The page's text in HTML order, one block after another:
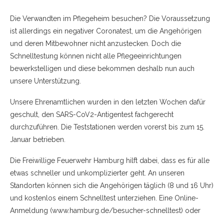
Die Verwandten im Pflegeheim besuchen? Die Voraussetzung
ist allerdings ein negativer Coronatest, um die Angehörigen
und deren Mitbewohner nicht anzustecken. Doch die
Schnelltestung können nicht alle Pflegeeinrichtungen
bewerkstelligen und diese bekommen deshalb nun auch
unsere Unterstützung.
Unsere Ehrenamtlichen wurden in den letzten Wochen dafür
geschult, den SARS-CoV2-Antigentest fachgerecht
durchzuführen. Die Teststationen werden vorerst bis zum 15.
Januar betrieben.
Die Freiwillige Feuerwehr Hamburg hilft dabei, dass es für alle
etwas schneller und unkomplizierter geht. An unseren
Standorten können sich die Angehörigen täglich (8 und 16 Uhr)
und kostenlos einem Schnelltest unterziehen. Eine Online-
Anmeldung (www.hamburg.de/besucher-schnelltest) oder